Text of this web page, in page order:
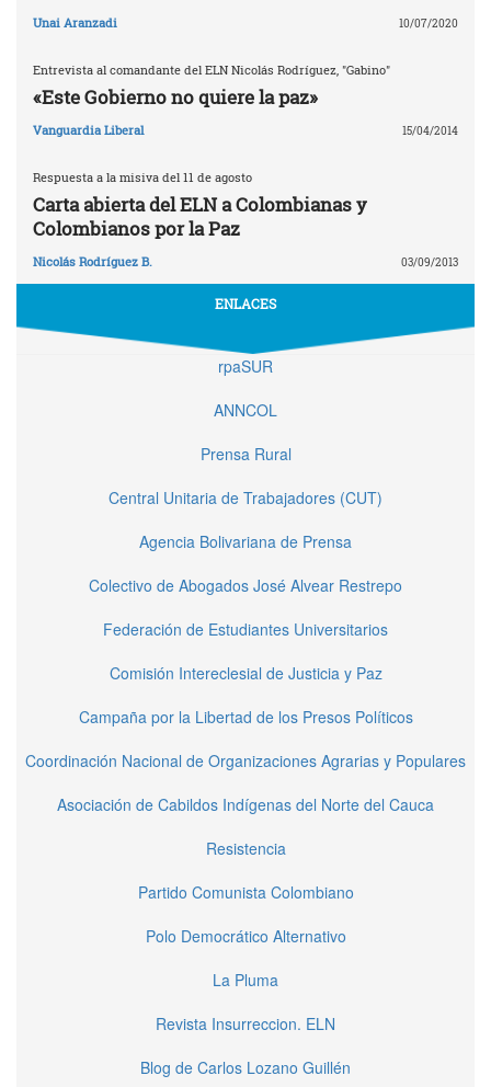
Unai Aranzadi 10/07/2020
Entrevista al comandante del ELN Nicolás Rodríguez, "Gabino"
«Este Gobierno no quiere la paz»
Vanguardia Liberal 15/04/2014
Respuesta a la misiva del 11 de agosto
Carta abierta del ELN a Colombianas y
Colombianos por la Paz
Nicolás Rodríguez B. 03/09/2013
ENLACES
rpaSUR
ANNCOL
Prensa Rural
Central Unitaria de Trabajadores (CUT)
Agencia Bolivariana de Prensa
Colectivo de Abogados José Alvear Restrepo
Federación de Estudiantes Universitarios
Comisión Intereclesial de Justicia y Paz
Campaña por la Libertad de los Presos Políticos
Coordinación Nacional de Organizaciones Agrarias y Populares
Asociación de Cabildos Indígenas del Norte del Cauca
Resistencia
Partido Comunista Colombiano
Polo Democrático Alternativo
La Pluma
Revista Insurreccion. ELN
Blog de Carlos Lozano Guillén